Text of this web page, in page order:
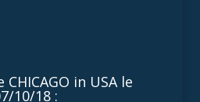
in USA le
10/18 :